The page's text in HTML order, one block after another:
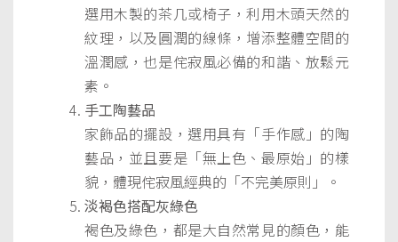
選用木製的茶几或椅子，利用木頭天然的
紋理，以及圓潤的線條，增添整體空間的
溫潤感，也是侘寂風必備的和諧、放鬆元
素。
手工陶藝品
家飾品的擺設，選用具有「手作感」的陶
藝品，並且要是「無上色、最原始」的樣
貌，體現侘寂風經典的「不完美原則」。
淡褐色搭配灰綠色
褐色及綠色，都是大自然常見的顏色，能